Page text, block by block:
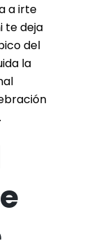
a irte
te deja
del
la